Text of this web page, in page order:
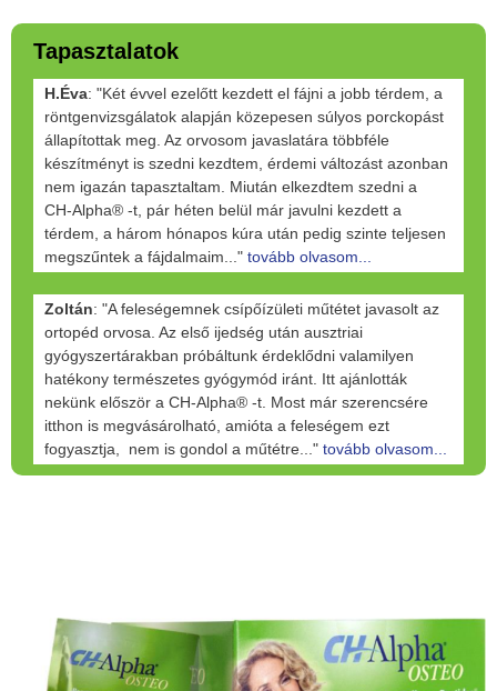
Tapasztalatok
H.Éva: "Két évvel ezelőtt kezdett el fájni a jobb térdem, a
röntgenvizsgálatok alapján közepesen súlyos porckopást
állapítottak meg. Az orvosom javaslatára többféle
készítményt is szedni kezdtem, érdemi változást azonban
nem igazán tapasztaltam. Miután elkezdtem szedni a
CH-Alpha® -t, pár héten belül már javulni kezdett a
térdem, a három hónapos kúra után pedig szinte teljesen
megszűntek a fájdalmaim..." tovább olvasom...
Zoltán: "A feleségemnek csípőízületi műtétet javasolt az
ortopéd orvosa. Az első ijedség után ausztriai
gyógyszertárakban próbáltunk érdeklődni valamilyen
hatékony természetes gyógymód iránt. Itt ajánlották
nekünk először a CH-Alpha® -t. Most már szerencsére
itthon is megvásárolható, amióta a feleségem ezt
fogyasztja, nem is gondol a műtétre..." tovább olvasom...